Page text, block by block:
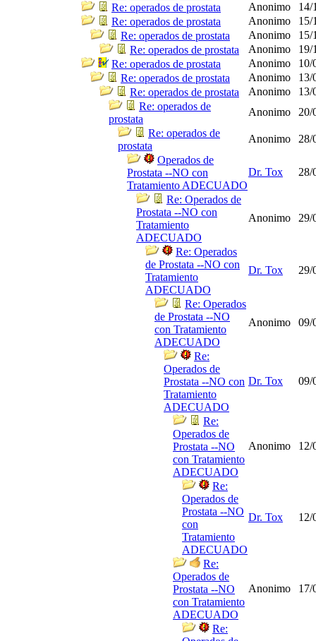
Re: operados de prostata
Anonimo
14/
Re: operados de prostata
Anonimo
15/
Re: operados de prostata
Anonimo
15/
Re: operados de prostata
Anonimo
19/
Re: operados de prostata
Anonimo
10/
Re: operados de prostata
Anonimo
13/
Re: operados de prostata
Anonimo
13/
Re: operados de
prostata
Anonimo
20/
Re: operados de
prostata
Anonimo
28/
Operados de
Prostata --NO con
Tratamiento ADECUADO
Dr. Tox 28/
Re: Operados de
Prostata --NO con
Tratamiento
ADECUADO
Anonimo 29/
Re: Operados
de Prostata --NO con
Tratamiento
ADECUADO
Dr. Tox 29/
Re: Operados
de Prostata --NO
con Tratamiento
ADECUADO
Anonimo 09/
Re:
Operados de
Prostata --NO con
Tratamiento
ADECUADO
Dr. Tox 09/
Re:
Operados de
Prostata --NO
con Tratamiento
ADECUADO
Anonimo 12/
Re:
Operados de
Prostata --NO
con
Tratamiento
ADECUADO
Dr. Tox 12/
Re:
Operados de
Prostata --NO
con Tratamiento
ADECUADO
Anonimo 17/
Re: